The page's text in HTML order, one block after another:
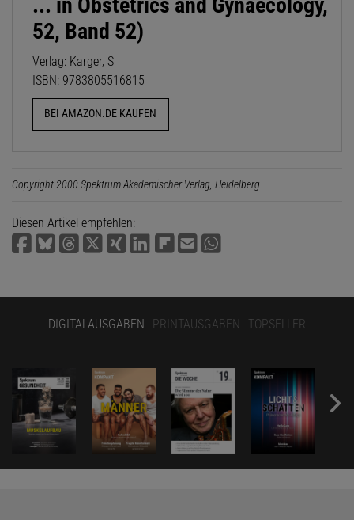
52, Band 52)
Verlag: Karger, S
ISBN: 9783805516815
BEI AMAZON.DE KAUFEN
Copyright 2000 Spektrum Akademischer Verlag, Heidelberg
Diesen Artikel empfehlen:
DIGITALAUSGABEN PRINTAUSGABEN TOPSELLER